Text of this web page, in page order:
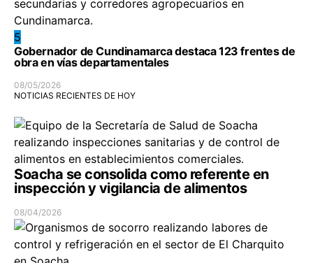
5
Gobernador de Cundinamarca destaca 123 frentes de
obra en vías departamentales
08/05/2026
NOTICIAS RECIENTES DE HOY
Soacha se consolida como referente en
inspección y vigilancia de alimentos
08/04/2026